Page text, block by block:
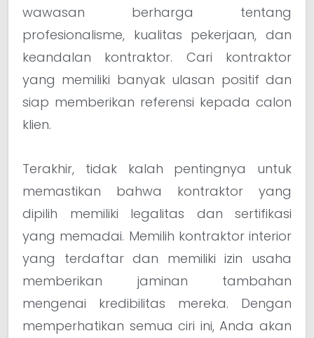
wawasan berharga tentang
profesionalisme, kualitas pekerjaan, dan
keandalan kontraktor. Cari kontraktor
yang memiliki banyak ulasan positif dan
siap memberikan referensi kepada calon
klien.
Terakhir, tidak kalah pentingnya untuk
memastikan bahwa kontraktor yang
dipilih memiliki legalitas dan sertifikasi
yang memadai. Memilih kontraktor interior
yang terdaftar dan memiliki izin usaha
memberikan jaminan tambahan
mengenai kredibilitas mereka. Dengan
memperhatikan semua ciri ini, Anda akan